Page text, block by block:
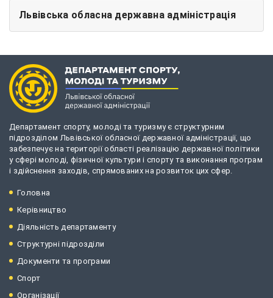
Львівська обласна державна адміністрація
Департамент спорту, молоді та туризму є структурним
підрозділом Львівської обласної державної адміністрації, що
забезпечує на території області реалізацію державної політики
у сфері молоді, фізичної культури і спорту та виконання програм
і здійснення заходів, спрямованих на розвиток цих сфер.
Головна
Керівництво
Діяльність департаменту
Структурні підрозділи
Документи та програми
Спорт
Організації